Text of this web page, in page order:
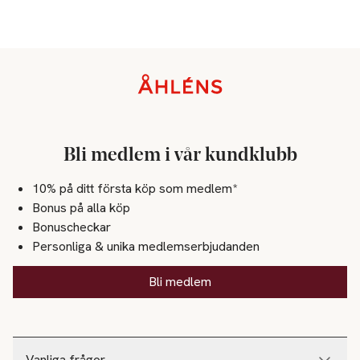
Bli medlem i vår kundklubb
10% på ditt första köp som medlem*
Bonus på alla köp
Bonuscheckar
Personliga & unika medlemserbjudanden
Bli medlem